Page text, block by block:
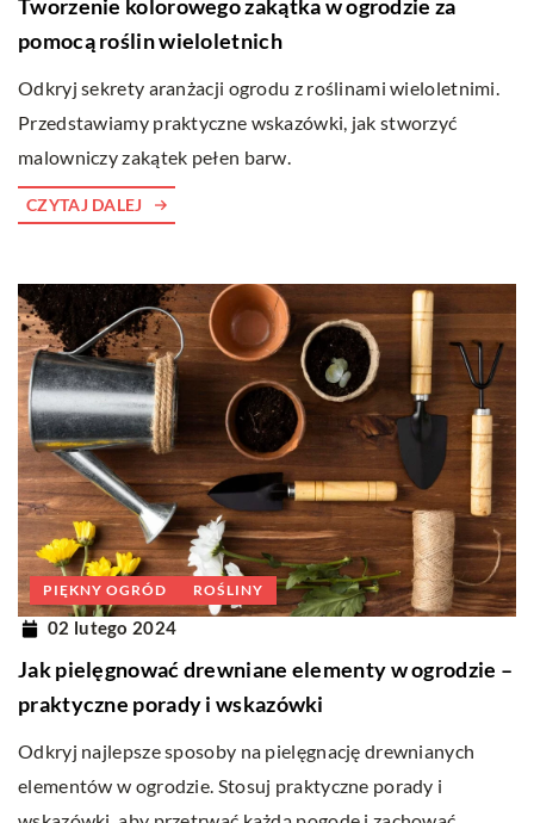
Tworzenie kolorowego zakątka w ogrodzie za
pomocą roślin wieloletnich
Odkryj sekrety aranżacji ogrodu z roślinami wieloletnimi.
Przedstawiamy praktyczne wskazówki, jak stworzyć
malowniczy zakątek pełen barw.
CZYTAJ DALEJ
PIĘKNY OGRÓD ROŚLINY
02 lutego 2024
Jak pielęgnować drewniane elementy w ogrodzie –
praktyczne porady i wskazówki
Odkryj najlepsze sposoby na pielęgnację drewnianych
elementów w ogrodzie. Stosuj praktyczne porady i